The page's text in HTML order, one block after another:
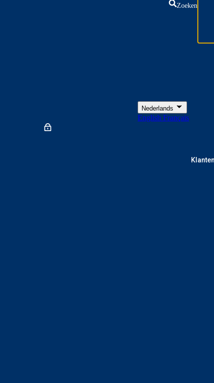
Zoeken
Nederlands
English Français